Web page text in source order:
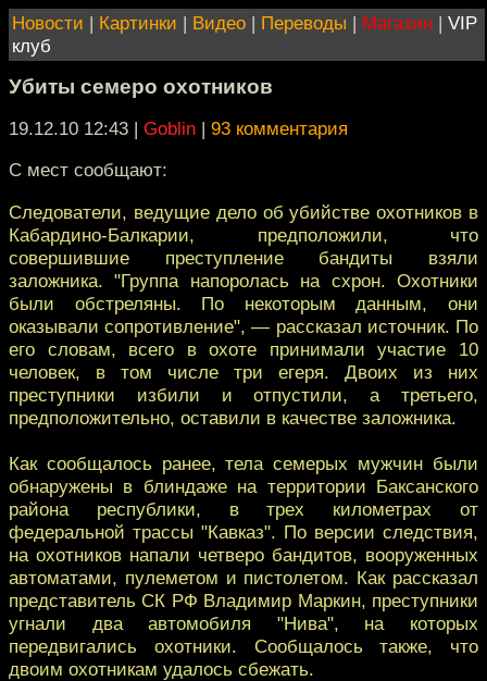
Новости | Картинки | Видео | Переводы | Магазин | VIP
клуб
Убиты семеро охотников
19.12.10 12:43 | Goblin | 93 комментария
С мест сообщают:
Следователи, ведущие дело об убийстве охотников в
Кабардино-Балкарии, предположили, что
совершившие преступление бандиты взяли
заложника. "Группа напоролась на схрон. Охотники
были обстреляны. По некоторым данным, они
оказывали сопротивление", — рассказал источник. По
его словам, всего в охоте принимали участие 10
человек, в том числе три егеря. Двоих из них
преступники избили и отпустили, а третьего,
предположительно, оставили в качестве заложника.
Как сообщалось ранее, тела семерых мужчин были
обнаружены в блиндаже на территории Баксанского
района республики, в трех километрах от
федеральной трассы "Кавказ". По версии следствия,
на охотников напали четверо бандитов, вооруженных
автоматами, пулеметом и пистолетом. Как рассказал
представитель СК РФ Владимир Маркин, преступники
угнали два автомобиля "Нива", на которых
передвигались охотники. Сообщалось также, что
двоим охотникам удалось сбежать.